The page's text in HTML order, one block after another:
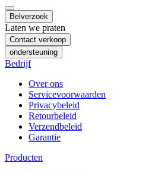
Belverzoek
Laten we praten
Contact verkoop
ondersteuning
Bedrijf
Over ons
Servicevoorwaarden
Privacybeleid
Retourbeleid
Verzendbeleid
Garantie
Producten